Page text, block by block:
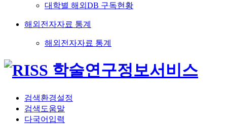
대학별 해외DB 구독현황
해외전자자료 통계
해외전자자료 통계
검색환경설정
검색도움말
다국어입력